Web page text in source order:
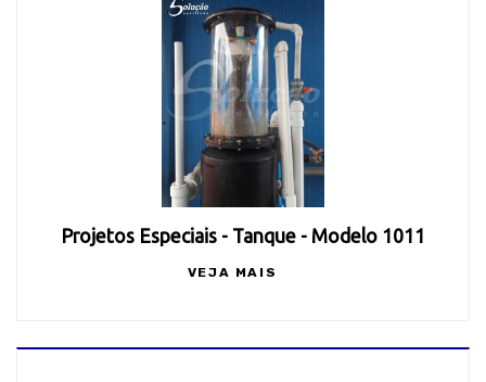
Projetos Especiais - Tanque - Modelo 1011
VEJA MAIS